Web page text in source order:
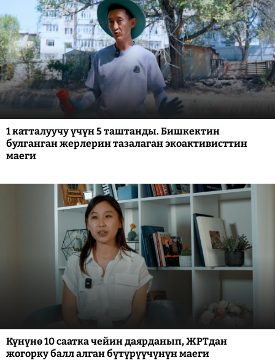
1 катталуучу үчүн 5 таштанды. Бишкектин
булганган жерлерин тазалаган экоактивисттин
маеги
Күнүнө 10 саатка чейин даярданып, ЖРТдан
жогорку балл алган бүтүрүүчүнүн маеги